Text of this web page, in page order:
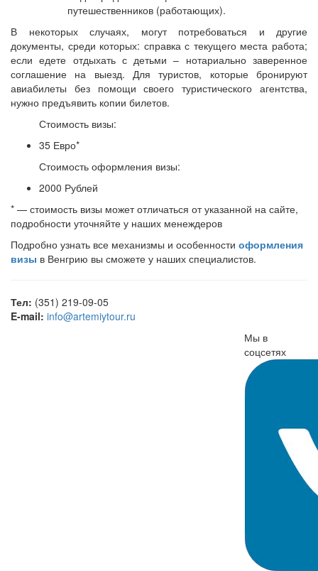
путешественников (работающих).
В некоторых случаях, могут потребоваться и другие
документы, среди которых: справка с текущего места работа;
если едете отдыхать с детьми – нотариально заверенное
соглашение на выезд. Для туристов, которые бронируют
авиабилеты без помощи своего туристического агентства,
нужно предъявить копии билетов.
Стоимость визы:
35 Евро*
Стоимость оформления визы:
2000 Рублей
* — стоимость визы может отличаться от указанной на сайте,
подробности уточняйте у наших менеждеров
Подробно узнать все механизмы и особенности оформления
визы в Венгрию вы сможете у наших специалистов.
Тел: (351) 219-09-05
E-mail: info@artemiytour.ru
Мы в
соцсетях